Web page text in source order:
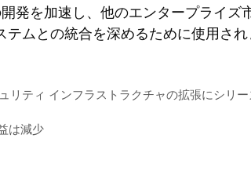
発を加速し、他のエンタープライズ
ムとの統合を深めるために使用され
リティ インフラストラクチャの拡張にシリ
は減少